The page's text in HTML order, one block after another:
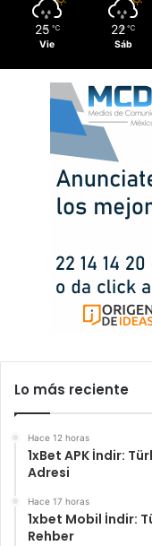
25 ℃
Vie
22 ℃
Sáb
Lo más reciente
Hace 12 horas
1xBet APK İndir:
Adresi
Hace 17 horas
1xbet Mobil İndir:
Rehber